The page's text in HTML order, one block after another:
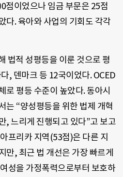
점이었으나 임금 부문은 25점
다. 육아와 사업의 기회도 각각
법적 성평등을 이룬 것으로 평
, 덴마크 등 12국이었다. OCED
로 평등 수준이 높았다. 동아시
는 “양성평등을 위한 법제 개혁
, 느리게 진행되고 있다”고 보고
프리카 지역(53점)은 다른 지
만, 최근 법 개선은 가장 빠르게
성을 가정폭력으로부터 보호하